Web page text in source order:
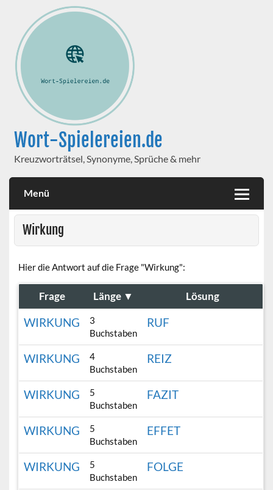
Wort-Spielereien.de
Kreuzworträtsel, Synonyme, Sprüche & mehr
Menü
Wirkung
Hier die Antwort auf die Frage "Wirkung":
Frage Länge ▼ Lösung
WIRKUNG
3
Buchstaben
RUF
WIRKUNG
4
Buchstaben
REIZ
WIRKUNG
5
Buchstaben
FAZIT
WIRKUNG
5
Buchstaben
EFFET
WIRKUNG
5
Buchstaben
FOLGE